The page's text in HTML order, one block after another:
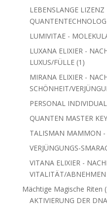
LEBENSLANGE
LUMIVITAE -
LUXANA ELIXIER -
LUXUS/FÜLLE 1 1
Produkt
MIRANA ELIXIER -
SCHÖNHEIT/
PERSONAL
QUANTEN MASTER
TALISMAN MAMMON -
VERJÜNGUNGS-
VITANA ELIXIER -
VITALITÄT/ABNEHMEN
Mächtige Magische Riten
AKTIVIERUNG DER